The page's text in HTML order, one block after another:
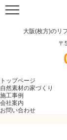
大阪(枚方)のリ
〒
トップページ
自然素材の家づくり
施工事例
会社案内
お問い合わせ